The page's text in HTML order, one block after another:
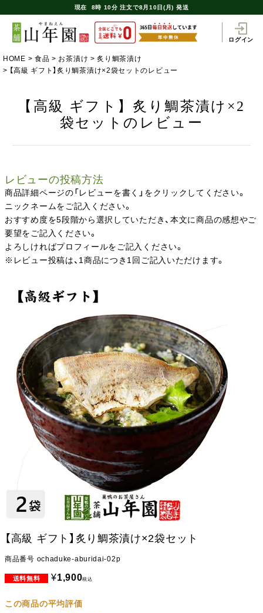
現在 8時 10分 注文で8月10日(月) 発送
ログイン
HOME 食品 お茶漬け
炙り鯛茶漬け
【高級 ギフト】炙り鯛茶漬け×2袋セットのレビュー
【高級 ギフト】炙り鯛茶漬け×2
袋セットのレビュー
レビューの投稿方法
商品詳細ページの「レビューを書く」をクリックしてください。
ニックネームをご記入ください。
おすすめ度を5段階から選択していただき、本文に商品の感想やご
要望をご記入ください。
よろしければプロフィールをご記入ください。
※レビュー投稿は、1商品につき1回ご記入いただけます。
【高級 ギフト】炙り鯛茶漬け×2袋セット
商品番号 ochaduke-aburidai-02p
¥1,900税込